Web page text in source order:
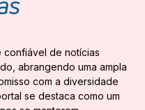
confiável de notícias
abrangendo uma ampla
com a diversidade
se destaca como um